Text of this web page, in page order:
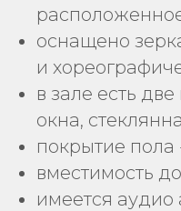
оснащено
и
в зале есть
окна,
покрытие пола
вместимость
имеется аудио